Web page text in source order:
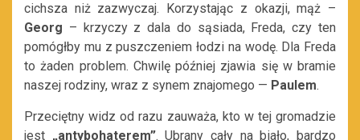
cichsza niż zazwyczaj. Korzystając z okazji, mąż –
Georg – krzyczy z dala do sąsiada, Freda, czy ten
pomógłby mu z puszczeniem łodzi na wodę. Dla Freda
to żaden problem. Chwilę później zjawia się w bramie
naszej rodziny, wraz z synem znajomego — Paulem.
Przeciętny widz od razu zauważa, kto w tej gromadzie
jest „antybohaterem”. Ubrany cały na biało, bardzo